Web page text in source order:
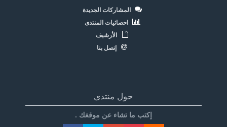
المشاركات الجديدة
احصائيات المنتدى
الأرشيف
إتصل بنا
حول منتدى
إكتب ما تشاء عن موقغك .